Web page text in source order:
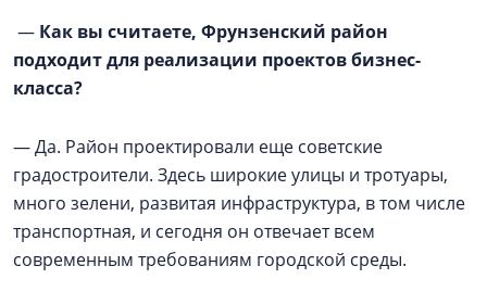
— Как вы считаете, Фрунзенский район
подходит для реализации проектов бизнес-
класса?
— Да. Район проектировали еще советские
градостроители. Здесь широкие улицы и тротуары,
много зелени, развитая инфраструктура, в том числе
транспортная, и сегодня он отвечает всем
современным требованиям городской среды.